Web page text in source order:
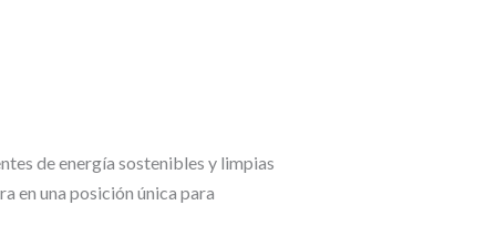
de energía sostenibles y limpias
en una posición única para